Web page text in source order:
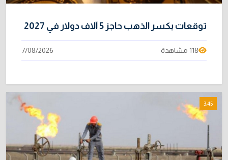
توقعات بكسر الذهب حاجز 5 آلاف دولار في 2027
118 مشاهدة 7/08/2026
3:45